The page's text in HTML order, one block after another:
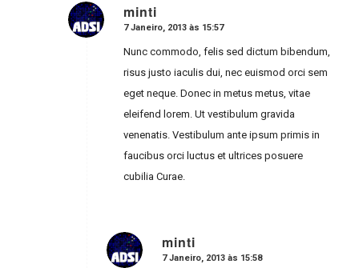
minti
says:
7 Janeiro, 2013 às 15:57
Nunc commodo, felis sed dictum bibendum,
risus justo iaculis dui, nec euismod orci sem
eget neque. Donec in metus metus, vitae
eleifend lorem. Ut vestibulum gravida
venenatis. Vestibulum ante ipsum primis in
faucibus orci luctus et ultrices posuere
cubilia Curae.
minti
says:
7 Janeiro, 2013 às 15:58